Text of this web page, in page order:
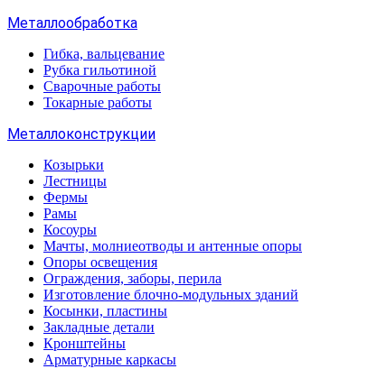
Металлообработка
Гибка, вальцевание
Рубка гильотиной
Сварочные работы
Токарные работы
Металлоконструкции
Козырьки
Лестницы
Фермы
Рамы
Косоуры
Мачты, молниеотводы и антенные опоры
Опоры освещения
Ограждения, заборы, перила
Изготовление блочно-модульных зданий
Косынки, пластины
Закладные детали
Кронштейны
Арматурные каркасы